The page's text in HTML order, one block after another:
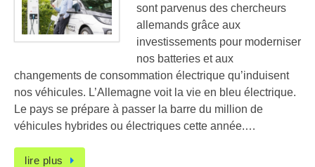
sont parvenus des chercheurs
allemands grâce aux
investissements pour moderniser
nos batteries et aux
changements de consommation électrique qu’induisent
nos véhicules. L’Allemagne voit la vie en bleu électrique.
Le pays se prépare à passer la barre du million de
véhicules hybrides ou électriques cette année.…
lire plus